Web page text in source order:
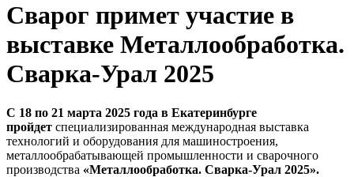
Сварог примет участие в
выставке Металлообработка.
Сварка-Урал 2025
C 18 по 21 марта 2025 года в Екатеринбурге
пройдет специализированная международная выставка
технологий и оборудования для машиностроения,
металлообрабатывающей промышленности и сварочного
производства «Металлообработка. Сварка-Урал 2025».